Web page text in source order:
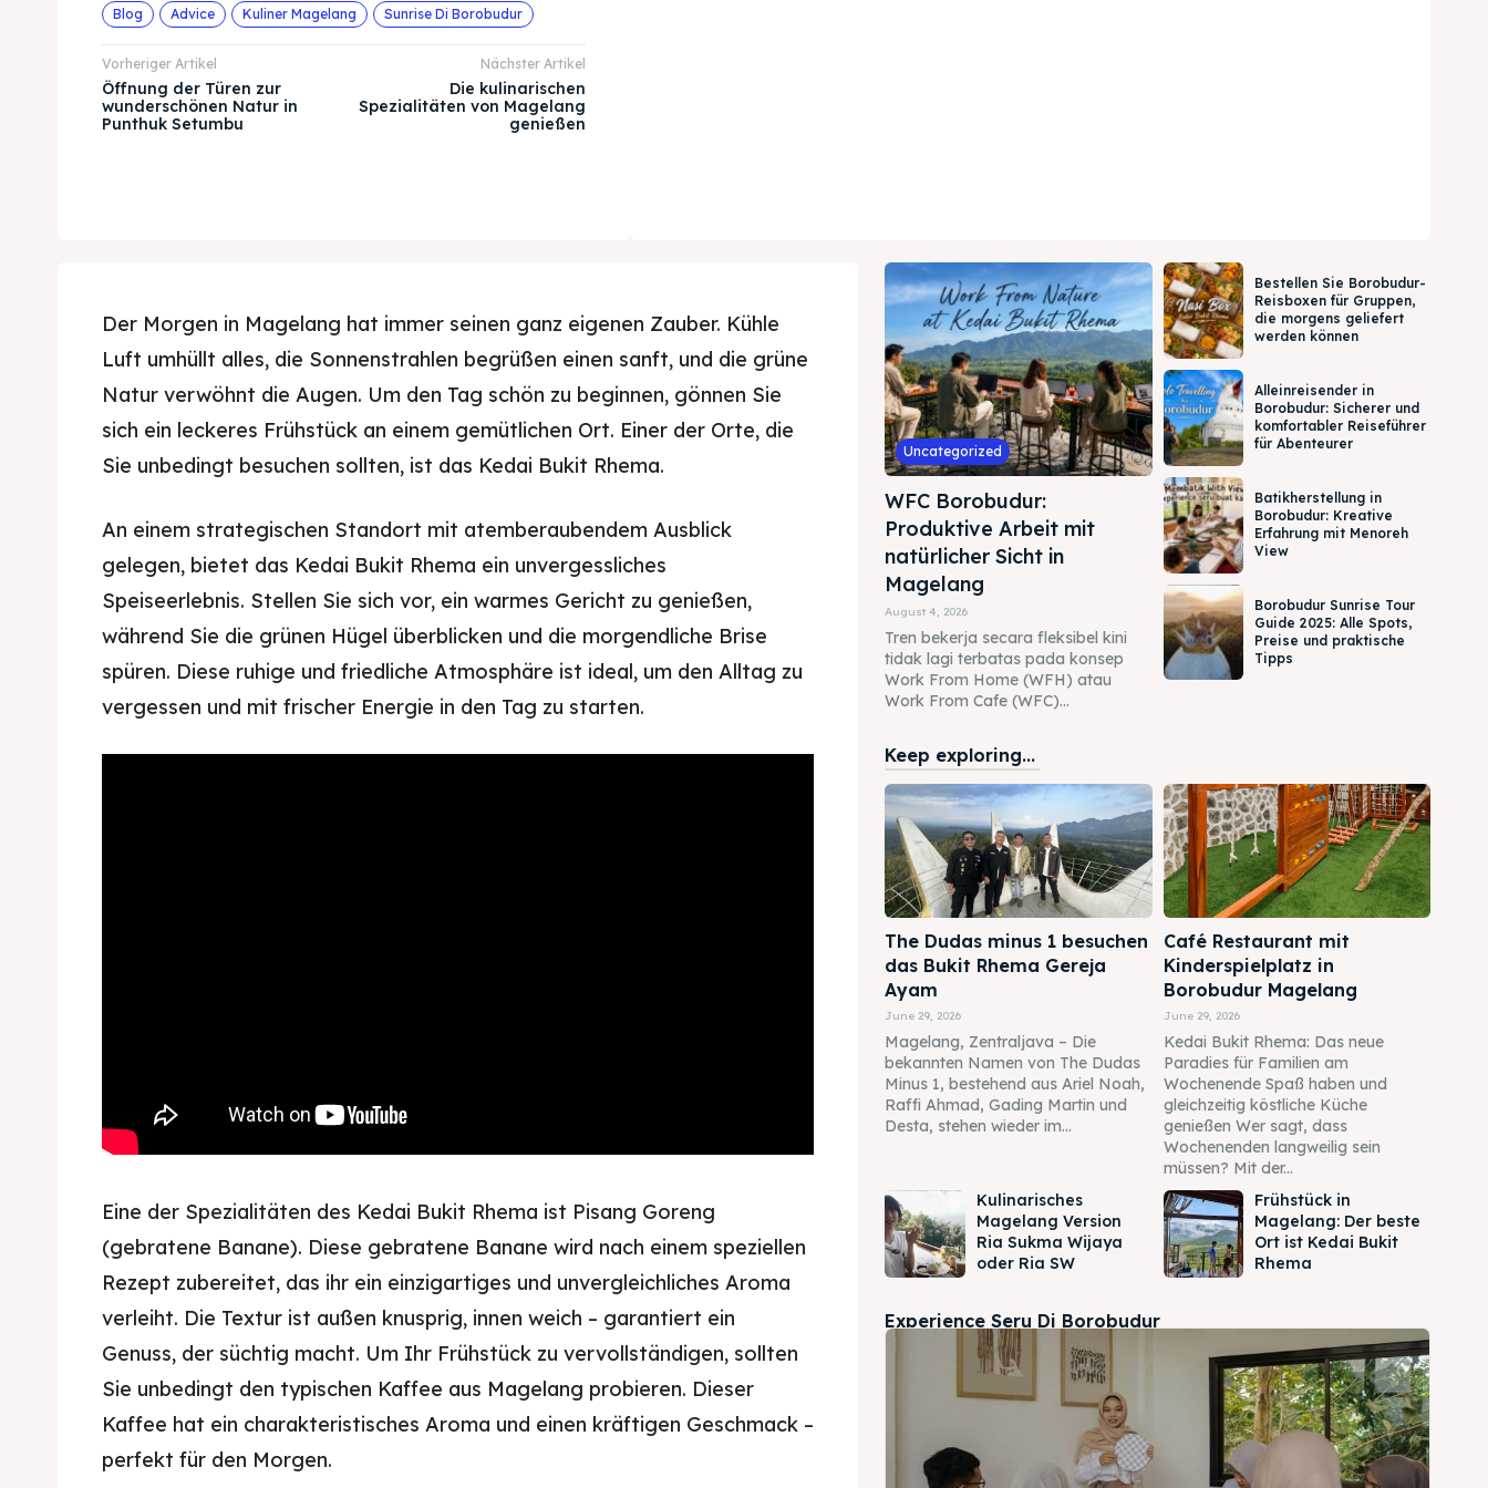
Blog Advice Kuliner Magelang Sunrise Di Borobudur
Vorheriger Artikel
Öffnung der Türen zur
wunderschönen Natur in
Punthuk Setumbu
Nächster Artikel
Die kulinarischen
Spezialitäten von Magelang
genießen
Der Morgen in Magelang hat immer seinen ganz eigenen Zauber. Kühle
Luft umhüllt alles, die Sonnenstrahlen begrüßen einen sanft, und die grüne
Natur verwöhnt die Augen. Um den Tag schön zu beginnen, gönnen Sie
sich ein leckeres Frühstück an einem gemütlichen Ort. Einer der Orte, die
Sie unbedingt besuchen sollten, ist das Kedai Bukit Rhema.
An einem strategischen Standort mit atemberaubendem Ausblick
gelegen, bietet das Kedai Bukit Rhema ein unvergessliches
Speiseerlebnis. Stellen Sie sich vor, ein warmes Gericht zu genießen,
während Sie die grünen Hügel überblicken und die morgendliche Brise
spüren. Diese ruhige und friedliche Atmosphäre ist ideal, um den Alltag zu
vergessen und mit frischer Energie in den Tag zu starten.
Eine der Spezialitäten des Kedai Bukit Rhema ist Pisang Goreng
(gebratene Banane). Diese gebratene Banane wird nach einem speziellen
Rezept zubereitet, das ihr ein einzigartiges und unvergleichliches Aroma
verleiht. Die Textur ist außen knusprig, innen weich – garantiert ein
Genuss, der süchtig macht. Um Ihr Frühstück zu vervollständigen, sollten
Sie unbedingt den typischen Kaffee aus Magelang probieren. Dieser
Kaffee hat ein charakteristisches Aroma und einen kräftigen Geschmack –
perfekt für den Morgen.
Uncategorized
WFC Borobudur:
Produktive Arbeit mit
natürlicher Sicht in
Magelang
August 4, 2026
Tren bekerja secara fleksibel kini
tidak lagi terbatas pada konsep
Work From Home (WFH) atau
Work From Cafe (WFC)...
Bestellen Sie Borobudur-
Reisboxen für Gruppen,
die morgens geliefert
werden können
Alleinreisender in
Borobudur: Sicherer und
komfortabler Reiseführer
für Abenteurer
Batikherstellung in
Borobudur: Kreative
Erfahrung mit Menoreh
View
Borobudur Sunrise Tour
Guide 2025: Alle Spots,
Preise und praktische
Tipps
Keep exploring...
The Dudas minus 1 besuchen
das Bukit Rhema Gereja
Ayam
June 29, 2026
Magelang, Zentraljava – Die
bekannten Namen von The Dudas
Minus 1, bestehend aus Ariel Noah,
Raffi Ahmad, Gading Martin und
Desta, stehen wieder im...
Café Restaurant mit
Kinderspielplatz in
Borobudur Magelang
June 29, 2026
Kedai Bukit Rhema: Das neue
Paradies für Familien am
Wochenende Spaß haben und
gleichzeitig köstliche Küche
genießen Wer sagt, dass
Wochenenden langweilig sein
müssen? Mit der...
Kulinarisches
Magelang Version
Ria Sukma Wijaya
oder Ria SW
Frühstück in
Magelang: Der beste
Ort ist Kedai Bukit
Rhema
Experience Seru Di Borobudur